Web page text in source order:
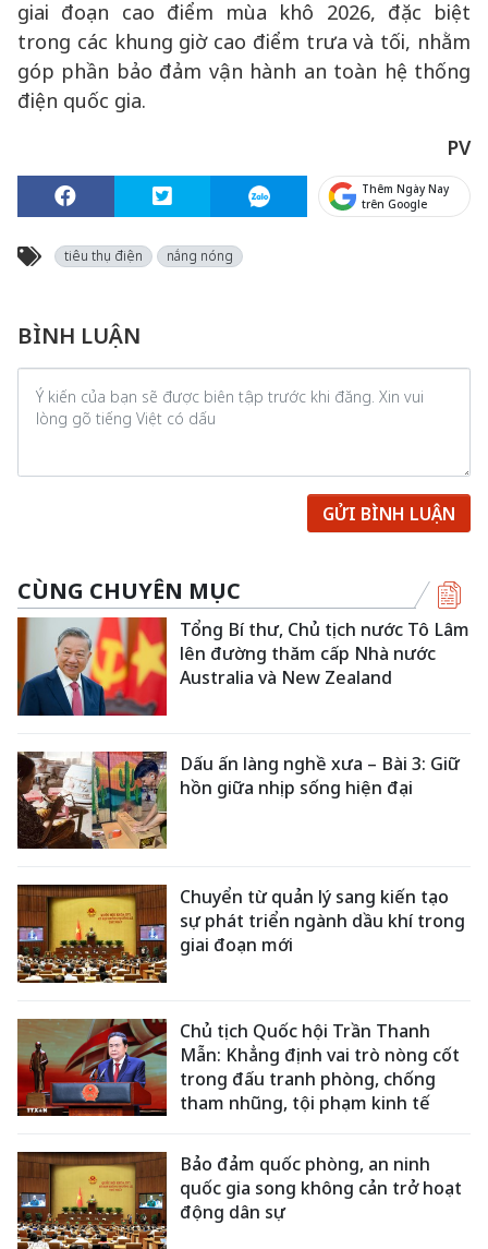
giai đoạn cao điểm mùa khô 2026, đặc biệt
trong các khung giờ cao điểm trưa và tối, nhằm
góp phần bảo đảm vận hành an toàn hệ thống
điện quốc gia.
PV
Thêm Ngày Nay
trên Google
tiêu thụ điện nắng nóng
BÌNH LUẬN
GỬI BÌNH LUẬN
CÙNG CHUYÊN MỤC
Tổng Bí thư, Chủ tịch nước Tô Lâm
lên đường thăm cấp Nhà nước
Australia và New Zealand
Dấu ấn làng nghề xưa – Bài 3: Giữ
hồn giữa nhịp sống hiện đại
Chuyển từ quản lý sang kiến tạo
sự phát triển ngành dầu khí trong
giai đoạn mới
Chủ tịch Quốc hội Trần Thanh
Mẫn: Khẳng định vai trò nòng cốt
trong đấu tranh phòng, chống
tham nhũng, tội phạm kinh tế
Bảo đảm quốc phòng, an ninh
quốc gia song không cản trở hoạt
động dân sự